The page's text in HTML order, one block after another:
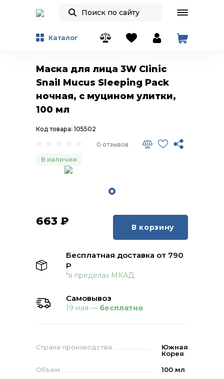
Каталог
Маска для лица 3W Clinic
Snail Mucus Sleeping Pack
ночная, с муцином улитки,
100 мл
0 отзывов
Код товара: 105502
В наличии
Страна производства
Южная
Корея
Объем
100 мл
663 ₽ В корзину
Бесплатная доставка от 790
Р
*в пределах МКАД.
Самовывоз
19 мая — бесплатно